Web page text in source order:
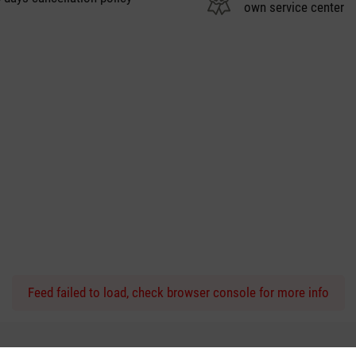
own service center
Feed failed to load, check browser console for more info